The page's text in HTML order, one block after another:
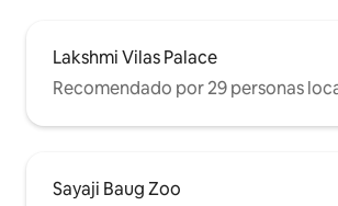
Lakshmi Vilas Palace
Recomendado por 29 personas
Sayaji Baug Zoo